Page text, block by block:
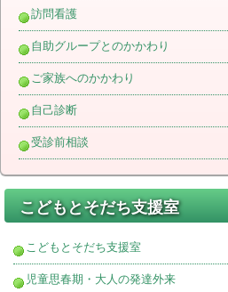
訪問看護
自助グループとのかかわり
ご家族へのかかわり
自己診断
受診前相談
こどもとそだち支援室
こどもとそだち支援室
児童思春期・大人の発達外来